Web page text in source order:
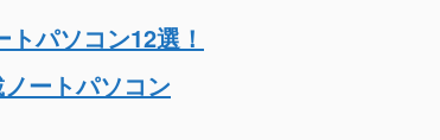
パソコン12選！
ートパソコン